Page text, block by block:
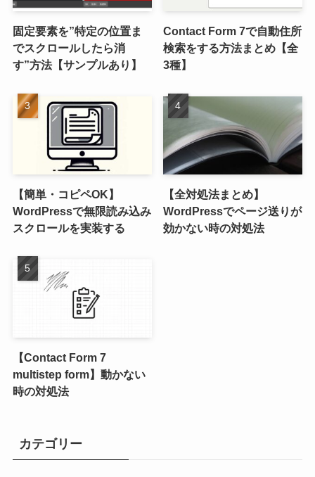
固定要素を”特定の位置ま
でスクロールしたら消
す”方法【サンプルあり】
Contact Form 7で自動住所
検索をする方法まとめ【全
3種】
【簡単・コピペOK】
WordPressで無限読み込み
スクロールを実装する
【全対処法まとめ】
WordPressでページ送りが
効かない時の対処法
【Contact Form 7
multistep form】動かない
時の対処法
カテゴリー